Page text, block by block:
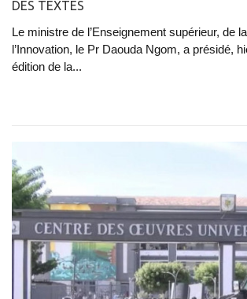
DES TEXTES
Le ministre de l’Enseignement supérieur, de
l’Innovation, le Pr Daouda Ngom, a présidé,
édition de la...